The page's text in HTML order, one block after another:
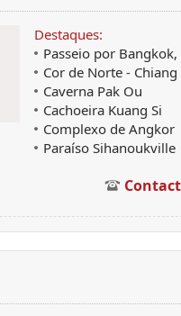
Destaques:
Passeio por
Cor de Norte -
Caverna Pak Ou
Cachoeira Kuang Si
Complexo de Angkor
Paraíso Sihanoukville